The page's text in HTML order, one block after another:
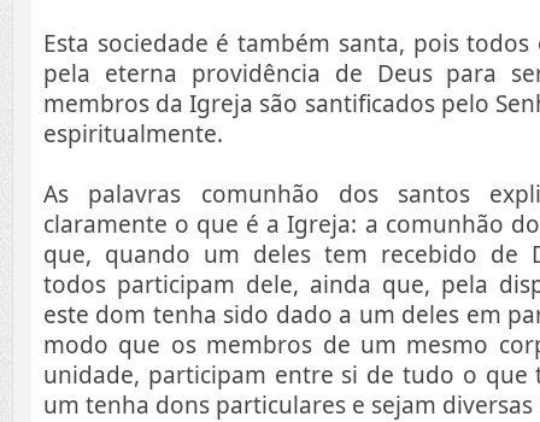
Esta sociedade é também santa, pois
pela eterna providência de Deus para
membros da Igreja são santificados pelo
espiritualmente.
As palavras comunhão dos santos
claramente o que é a Igreja: a comunhão
que, quando um deles tem recebido de
todos participam dele, ainda que, pela
este dom tenha sido dado a um deles em
modo que os membros de um mesmo
unidade, participam entre si de tudo o que
um tenha dons particulares e sejam diversas